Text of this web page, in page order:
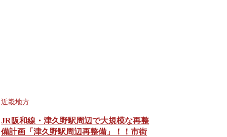
近畿地方
JR阪和線・津久野駅周辺で大規模な再整
備計画「津久野駅周辺再整備」！！市街